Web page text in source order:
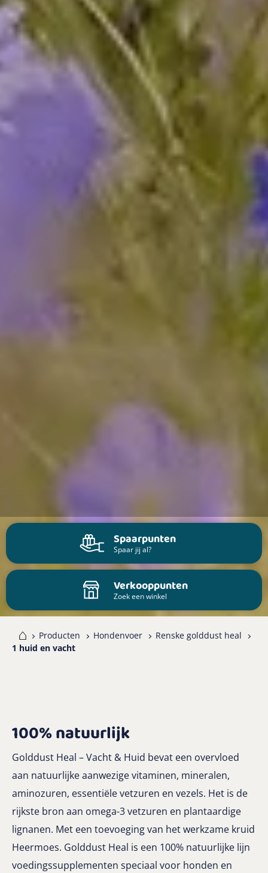
Spaarpunten
Spaar jij al?
Verkooppunten
Zoek een winkel
Producten Hondenvoer
Renske golddust heal
1 huid en vacht
100% natuurlijk
Golddust Heal – Vacht & Huid bevat een overvloed
aan natuurlijke aanwezige vitaminen, mineralen,
aminozuren, essentiële vetzuren en vezels. Het is de
rijkste bron aan omega-3 vetzuren en plantaardige
lignanen. Met een toevoeging van het werkzame kruid
Heermoes. Golddust Heal is een 100% natuurlijke lijn
voedingssupplementen speciaal voor honden en